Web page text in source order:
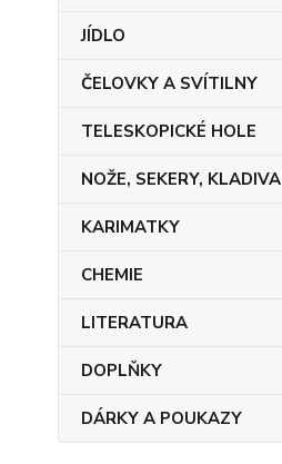
JÍDLO
ČELOVKY A SVÍTILNY
TELESKOPICKÉ HOLE
NOŽE, SEKERY, KLADIVA
KARIMATKY
CHEMIE
LITERATURA
DOPLŇKY
DÁRKY A POUKAZY